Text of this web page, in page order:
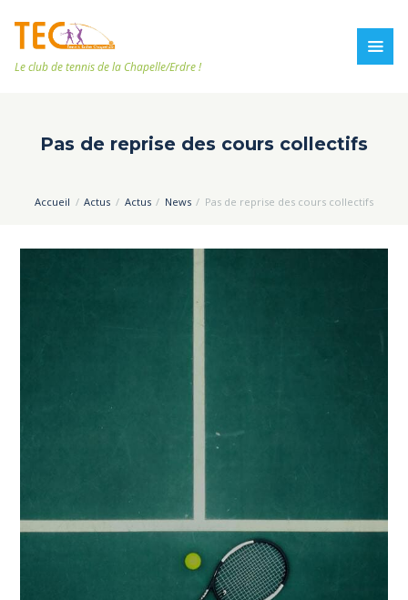
Le club de tennis de la Chapelle/Erdre !
Pas de reprise des cours collectifs
Accueil Actus Actus News Pas de reprise des cours collectifs